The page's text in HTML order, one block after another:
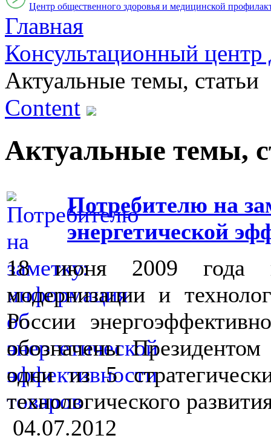
Центр общественного здоровья и медицинской
Главная
Консультационный центр
Актуальные темы, cтатьи
Content
Актуальные темы,
Потребителю на
энергетической
18 июня 2009 года
модернизации и
России
обозначены
одни из 5
технологического
04.07.2012